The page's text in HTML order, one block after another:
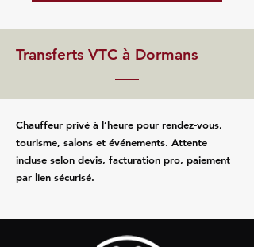
Transferts VTC à Dormans
Chauffeur privé à l’heure pour rendez‑vous,
tourisme, salons et événements. Attente
incluse selon devis, facturation pro, paiement
par lien sécurisé.